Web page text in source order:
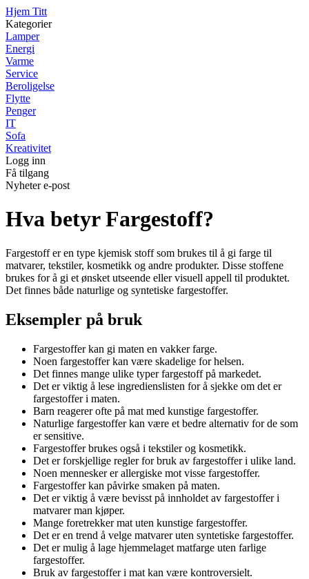
Hjem Titt
Kategorier
Lamper
Energi
Varme
Service
Beroligelse
Flytte
Penger
IT
Sofa
Kreativitet
Logg inn
Få tilgang
Nyheter e-post
Hva betyr Fargestoff?
Fargestoff er en type kjemisk stoff som brukes til å gi farge til
matvarer, tekstiler, kosmetikk og andre produkter. Disse stoffene
brukes for å gi et ønsket utseende eller visuell appell til produktet.
Det finnes både naturlige og syntetiske fargestoffer.
Eksempler på bruk
Fargestoffer kan gi maten en vakker farge.
Noen fargestoffer kan være skadelige for helsen.
Det finnes mange ulike typer fargestoff på markedet.
Det er viktig å lese ingredienslisten for å sjekke om det er
fargestoffer i maten.
Barn reagerer ofte på mat med kunstige fargestoffer.
Naturlige fargestoffer kan være et bedre alternativ for de som
er sensitive.
Fargestoffer brukes også i tekstiler og kosmetikk.
Det er forskjellige regler for bruk av fargestoffer i ulike land.
Noen mennesker er allergiske mot visse fargestoffer.
Fargestoffer kan påvirke smaken på maten.
Det er viktig å være bevisst på innholdet av fargestoffer i
matvarer man kjøper.
Mange foretrekker mat uten kunstige fargestoffer.
Det er en trend å velge matvarer uten syntetiske fargestoffer.
Det er mulig å lage hjemmelaget matfarge uten farlige
fargestoffer.
Bruk av fargestoffer i mat kan være kontroversielt.